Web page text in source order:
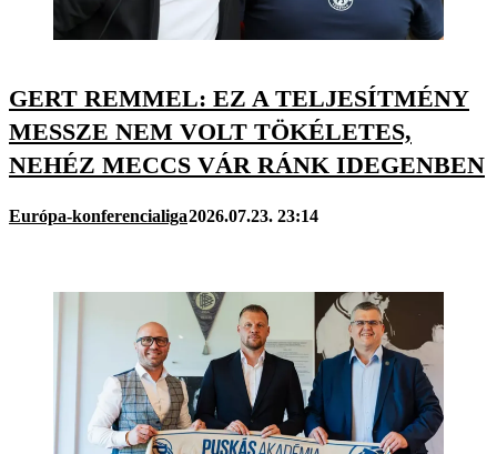
GERT REMMEL: EZ A TELJESÍTMÉNY
MESSZE NEM VOLT TÖKÉLETES,
NEHÉZ MECCS VÁR RÁNK IDEGENBEN
Európa-konferencialiga2026.07.23. 23:14